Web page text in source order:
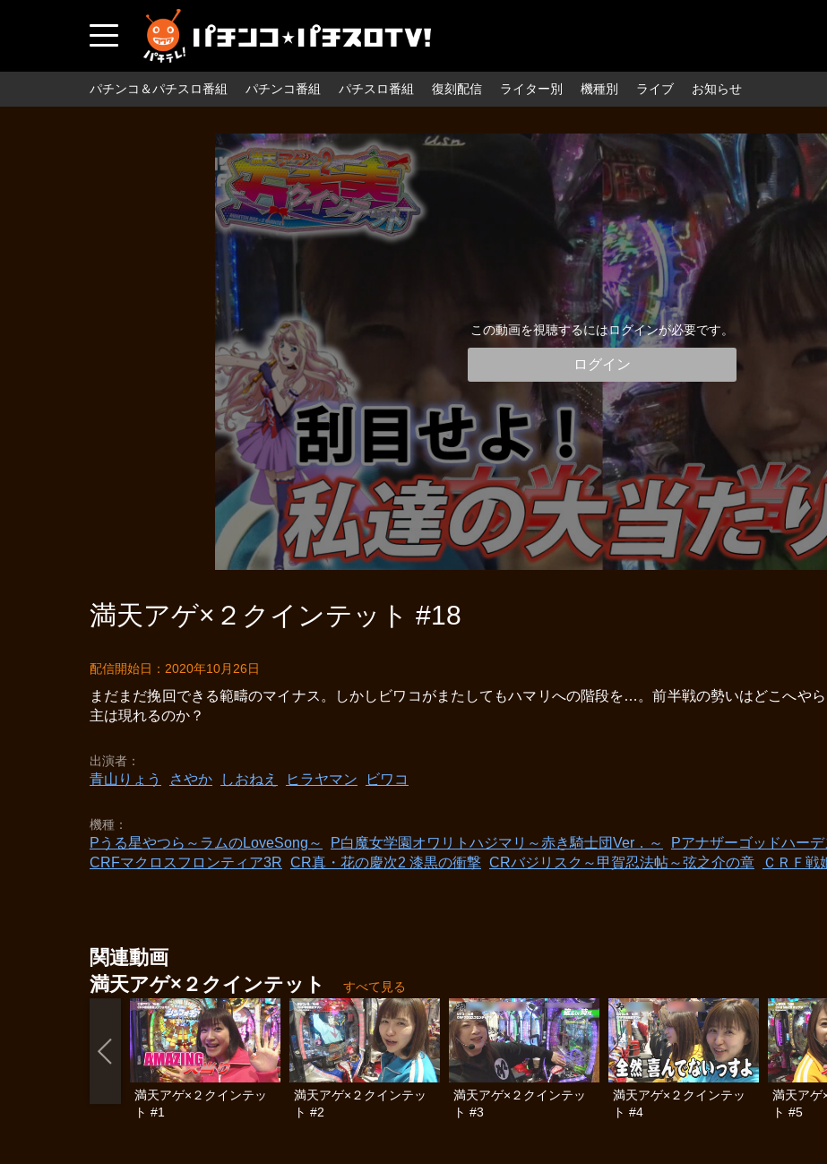
パチンコ＆パチスロ番組 パチンコ番組 パチスロ番組 復刻配信 ライター別 機種別 ライブ お知らせ
この動画を視聴するにはログインが必要です。
ログイン
満天アゲ×２クインテット #18
配信開始日：2020年10月26日
まだまだ挽回できる範疇のマイナス。しかしビワコがまたしてもハマリへの階段を…。前半戦の勢いはどこへや
主は現れるのか？
出演者
青山りょう さやか しおねえ ヒラヤマン ビワコ
機種
Pうる星やつら～ラムのLoveSong～ P白魔女学園オワリトハジマリ～赤き騎士団Ver．～
Pアナザーゴッドハー
CRFマクロスフロンティア3R CR真・花の慶次2 漆黒の衝撃 CRバジリスク～甲賀忍法帖～弦之介の章 ＣＲＦ戦
関連動画
満天アゲ×２クインテット
すべて見る
満天アゲ×２クインテッ
ト #1
満天アゲ×２クインテッ
ト #2
満天アゲ×２クインテッ
ト #3
満天アゲ×２クインテッ
ト #4
満天アゲ
ト #5